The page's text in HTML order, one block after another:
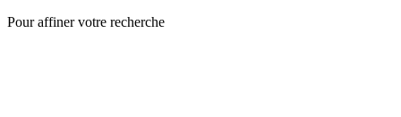
Pour affiner votre recherche